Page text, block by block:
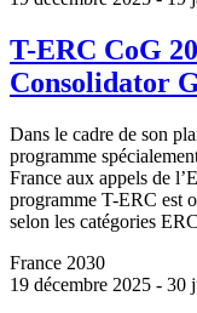
T-ERC CoG
Consolidator
Dans le cadre de son
programme
France aux appels de
programme T-ERC est
selon les catégories
France 2030
19 décembre 2025 - 30